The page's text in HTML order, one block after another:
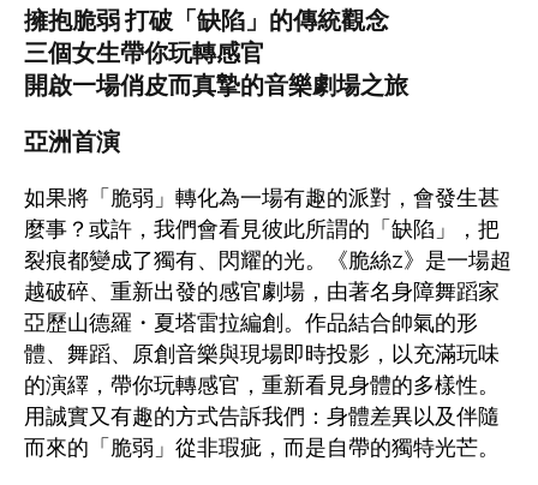
擁抱脆弱 打破「缺陷」的傳統觀念
三個女生帶你玩轉感官
開啟一場俏皮而真摯的音樂劇場之旅
亞洲首演
如果將「脆弱」轉化為一場有趣的派對，會發生甚
麼事？或許，我們會看見彼此所謂的「缺陷」，把
裂痕都變成了獨有、閃耀的光。《脆絲z》是一場超
越破碎、重新出發的感官劇場，由著名身障舞蹈家
亞歷山德羅・夏塔雷拉編創。作品結合帥氣的形
體、舞蹈、原創音樂與現場即時投影，以充滿玩味
的演繹，帶你玩轉感官，重新看見身體的多樣性。
用誠實又有趣的方式告訴我們：身體差異以及伴隨
而來的「脆弱」從非瑕疵，而是自帶的獨特光芒。